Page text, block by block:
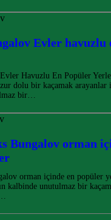
Evler havuzlu
Havuzlu En Popüler
dolu bir kaçamak
bir…
Bungalov orman
orman içinde en popüler
kalbinde unutulmaz bir